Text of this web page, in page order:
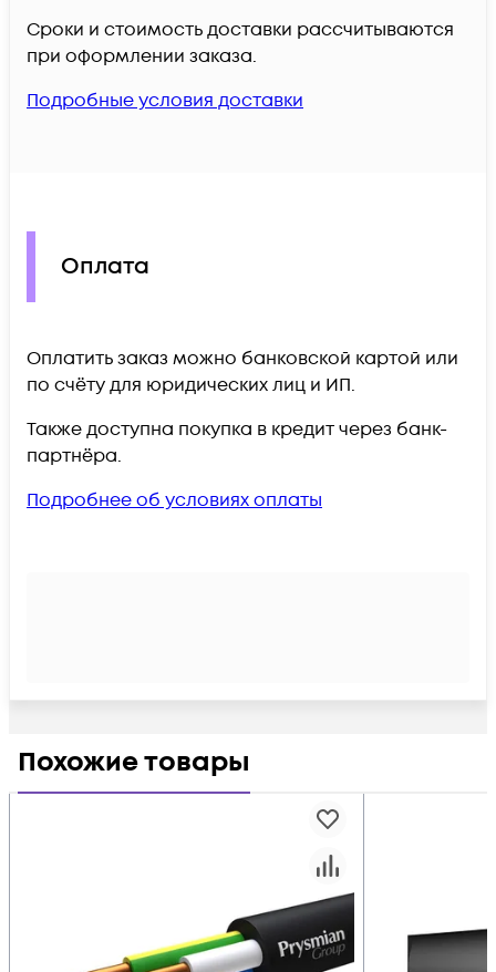
Сроки и стоимость доставки рассчитываются
при оформлении заказа.
Подробные условия доставки
Оплата
Оплатить заказ можно банковской картой или
по счёту для юридических лиц и ИП.
Также доступна покупка в кредит через банк-
партнёра.
Подробнее об условиях оплаты
Похожие товары